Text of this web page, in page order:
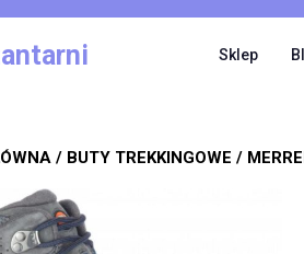
Sklep
/ BUTY TREKKINGOWE /